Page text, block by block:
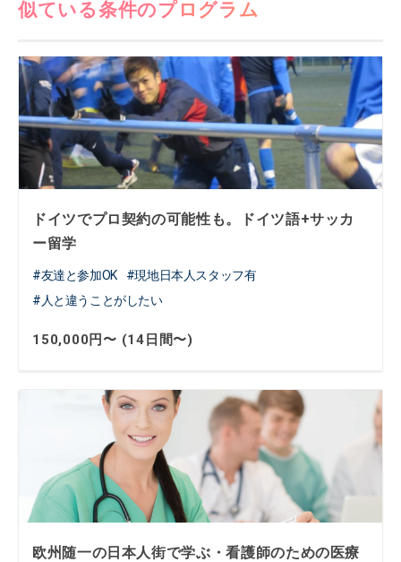
似ている条件のプログラム
ドイツでプロ契約の可能性も。ドイツ語+サッカ
ー留学
友達と参加OK
現地日本人スタッフ有
人と違うことがしたい
150,000円〜 (14日間〜)
欧州随一の日本人街で学ぶ・看護師のための医療